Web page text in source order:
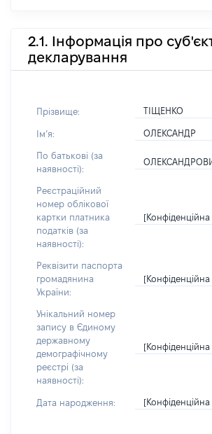
2.1. Інформація про
декларування
Прізвище: ТІЩЕНКО
Імʼя: ОЛЕКСАНДР
По батькові (за
наявності):
Реєстраційний
номер облікової
картки платника
податків (за
наявності):
Реквізити паспорта
громадянина
України:
Унікальний номер
запису в Єдиному
державному
демографічному
реєстрі (за
наявності):
Дата народження: